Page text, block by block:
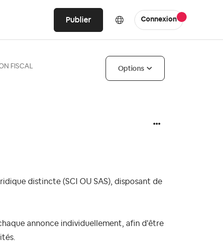
Publier Connexion
FISCAL Options
distincte (SCI OU SAS), disposant de
annonce individuellement, afin d'être